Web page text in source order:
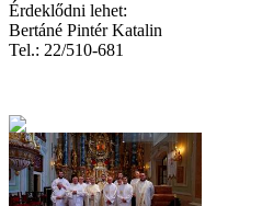
Érdeklődni lehet:
Bertáné Pintér Katalin
Tel.: 22/510-681